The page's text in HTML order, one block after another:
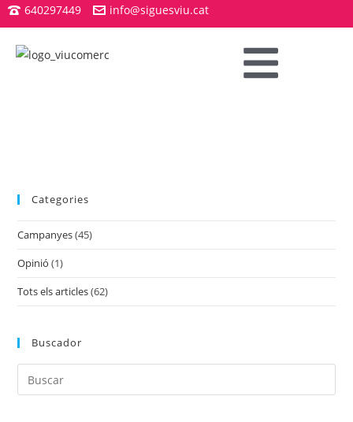
640297449 info@siguesviu.cat
Categories
Campanyes(45)
Opinió (1)
Tots els articles(62)
Buscador